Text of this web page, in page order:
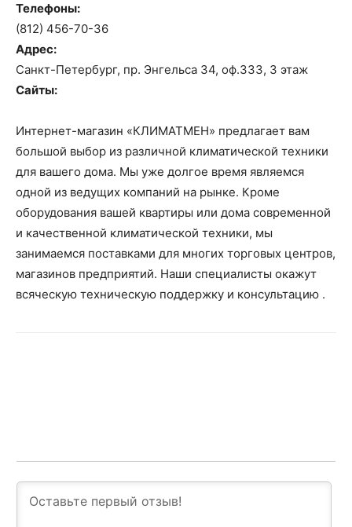
Телефоны:
(812) 456-70-36
Адрес:
Санкт-Петербург, пр. Энгельса 34, оф.333, 3 этаж
Сайты:
Интернет-магазин «КЛИМАТМЕН» предлагает вам
большой выбор из различной климатической техники
для вашего дома. Мы уже долгое время являемся
одной из ведущих компаний на рынке. Кроме
оборудования вашей квартиры или дома современной
и качественной климатической техники, мы
занимаемся поставками для многих торговых центров,
магазинов предприятий. Наши специалисты окажут
всяческую техническую поддержку и консультацию .